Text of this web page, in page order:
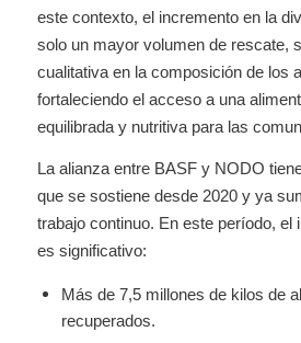
este contexto, el incremento en la
solo un mayor volumen de rescate,
cualitativa en la composición de los
fortaleciendo el acceso a una
equilibrada y nutritiva para las
La alianza entre BASF y NODO
que se sostiene desde 2020 y ya
trabajo continuo. En este período, el
es significativo:
Más de 7,5 millones de kilos de
recuperados.